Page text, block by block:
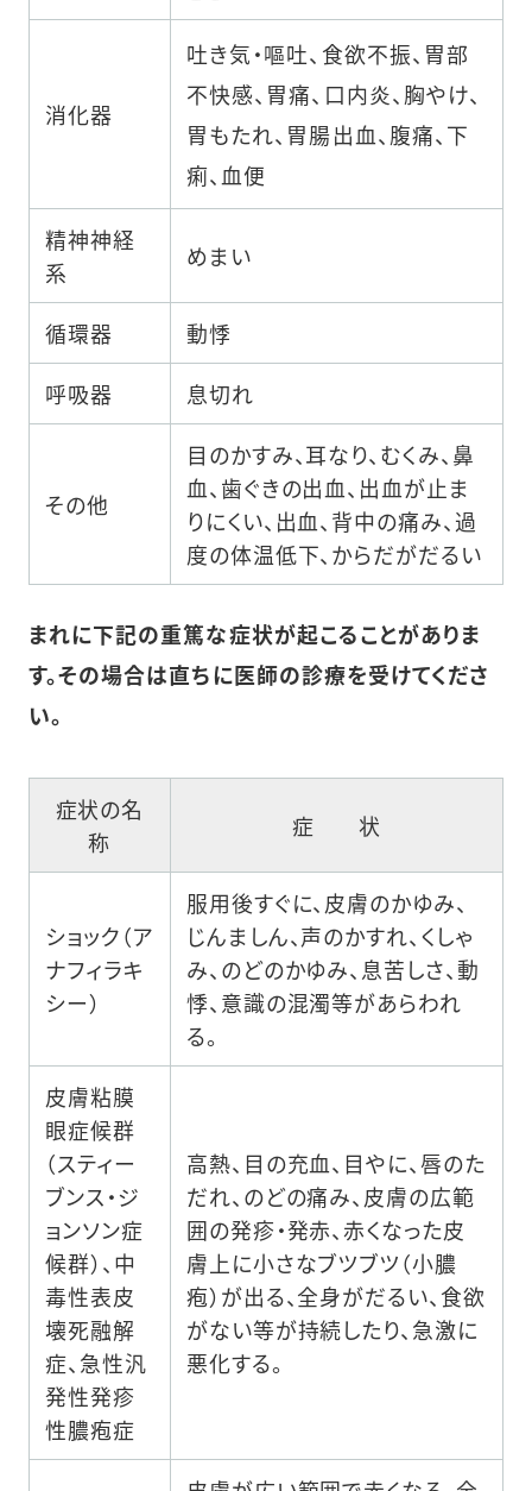
消化器
吐き気・嘔吐、食欲不振、胃部
不快感、胃痛、口内炎、胸やけ、
胃もたれ、胃腸出血、腹痛、下
痢、血便
精神神経
系
めまい
循環器
動悸
呼吸器
息切れ
その他
目のかすみ、耳なり、むくみ、鼻
血、歯ぐきの出血、出血が止ま
りにくい、出血、背中の痛み、過
度の体温低下、からだがだるい
まれに下記の重篤な症状が起こることがありま
す。その場合は直ちに医師の診療を受けてくださ
い。
症状の名
称
症 状
ショック（ア
ナフィラキ
シー）
服用後すぐに、皮膚のかゆみ、
じんましん、声のかすれ、くしゃ
み、のどのかゆみ、息苦しさ、動
悸、意識の混濁等があらわれ
る。
皮膚粘膜
眼症候群
（スティー
ブンス・ジ
ョンソン症
候群）、中
毒性表皮
壊死融解
症、急性汎
発性発疹
性膿疱症
高熱、目の充血、目やに、唇のた
だれ、のどの痛み、皮膚の広範
囲の発疹・発赤、赤くなった皮
膚上に小さなブツブツ（小膿
疱）が出る、全身がだるい、食欲
がない等が持続したり、急激に
悪化する。